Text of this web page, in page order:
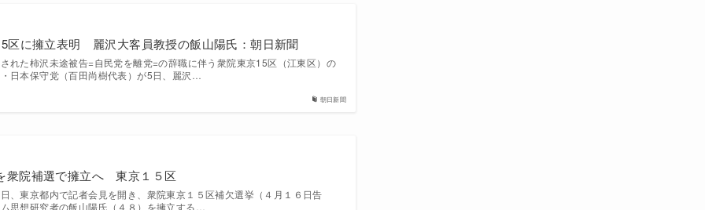
朝日新聞
区に擁立表明 麗沢大客員教授の飯山陽氏：朝日新聞
た柿沢未途被告=自民党を離党=の辞職に伴う衆院東京15区（江東区）の
日本保守党（百田尚樹代表）が5日、麗沢…
衆院補選で擁立へ 東京１５区
、東京都内で記者会見を開き、衆院東京１５区補欠選挙（４月１６日告
思想研究者の飯山陽氏（４８）を擁立する…